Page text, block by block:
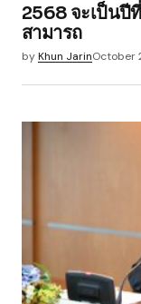
Your E-mail*
browser
Submit
2568 จะเป็นปี
สามารถ
byKhun JarinOctober